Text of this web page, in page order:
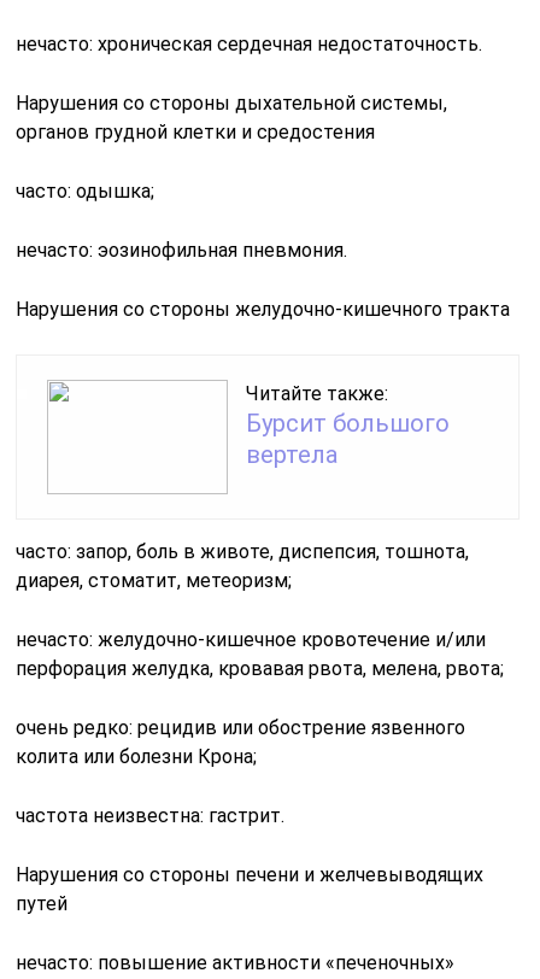
нечасто: хроническая сердечная недостаточность.
Нарушения со стороны дыхательной системы,
органов грудной клетки и средостения
часто: одышка;
нечасто: эозинофильная пневмония.
Нарушения со стороны желудочно-кишечного тракта
Читайте также:
Бурсит большого
вертела
часто: запор, боль в животе, диспепсия, тошнота,
диарея, стоматит, метеоризм;
нечасто: желудочно-кишечное кровотечение и/или
перфорация желудка, кровавая рвота, мелена, рвота;
очень редко: рецидив или обострение язвенного
колита или болезни Крона;
частота неизвестна: гастрит.
Нарушения со стороны печени и желчевыводящих
путей
нечасто: повышение активности «печеночных»